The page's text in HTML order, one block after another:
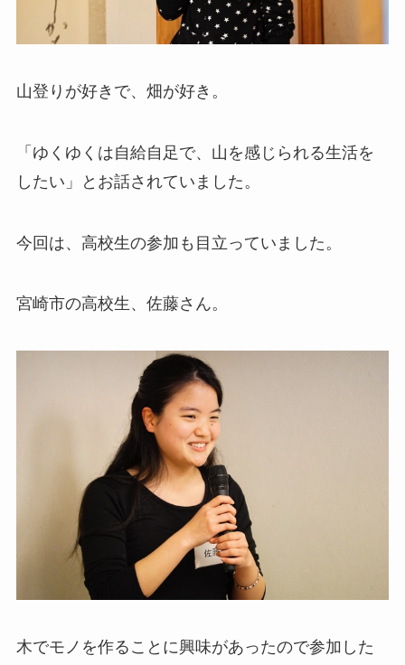
山登りが好きで、畑が好き。
「ゆくゆくは自給自足で、山を感じられる生活を
したい」とお話されていました。
今回は、高校生の参加も目立っていました。
宮崎市の高校生、佐藤さん。
木でモノを作ることに興味があったので参加した